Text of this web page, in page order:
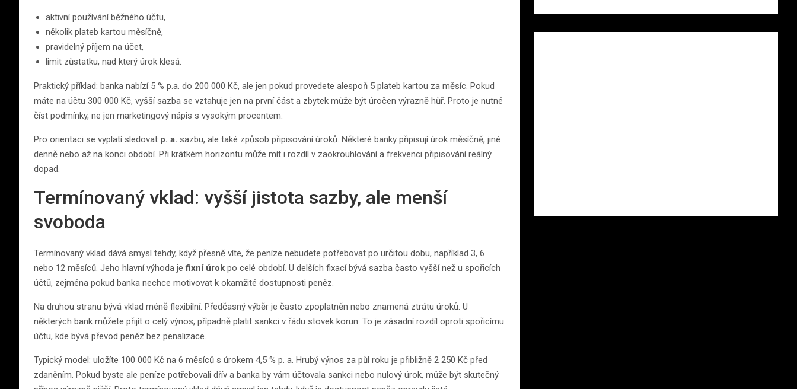
aktivní používání běžného účtu,
několik plateb kartou měsíčně,
pravidelný příjem na účet,
limit zůstatku, nad který úrok klesá.
Praktický příklad: banka nabízí 5 % p.a. do 200 000 Kč, ale jen pokud provedete alespoň 5 plateb kartou za měsíc. Pokud
máte na účtu 300 000 Kč, vyšší sazba se vztahuje jen na první část a zbytek může být úročen výrazně hůř. Proto je nutné
číst podmínky, ne jen marketingový nápis s vysokým procentem.
Pro orientaci se vyplatí sledovat p. a. sazbu, ale také způsob připisování úroků. Některé banky připisují úrok měsíčně, jiné
denně nebo až na konci období. Při krátkém horizontu může mít i rozdíl v zaokrouhlování a frekvenci připisování reálný
dopad.
Termínovaný vklad: vyšší jistota sazby, ale menší
svoboda
Termínovaný vklad dává smysl tehdy, když přesně víte, že peníze nebudete potřebovat po určitou dobu, například 3, 6
nebo 12 měsíců. Jeho hlavní výhoda jefixní úrok po celé období. U delších fixací bývá sazba často vyšší než u spořicích
účtů, zejména pokud banka nechce motivovat k okamžité dostupnosti peněz.
Na druhou stranu bývá vklad méně flexibilní. Předčasný výběr je často zpoplatněn nebo znamená ztrátu úroků. U
některých bank můžete přijít o celý výnos, případně platit sankci v řádu stovek korun. To je zásadní rozdíl oproti spořicímu
účtu, kde bývá převod peněz bez penalizace.
Typický model: uložíte 100 000 Kč na 6 měsíců s úrokem 4,5 % p. a. Hrubý výnos za půl roku je přibližně 2 250 Kč před
zdaněním. Pokud byste ale peníze potřebovali dřív a banka by vám účtovala sankci nebo nulový úrok, může být skutečný